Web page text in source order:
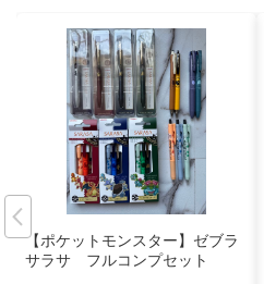
【ポケットモンスター】ゼブラ
サラサ フルコンプセット